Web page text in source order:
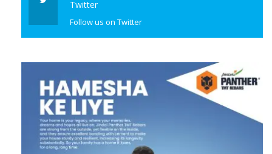
Twitter
Follow us on Twitter